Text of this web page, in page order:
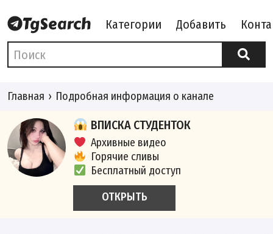
Категории Добавить
Главная Подробная информация о канале
ВПИСКА СТУДЕНТОК
Архивные видео
Горячие сливы
Бесплатный доступ
ОТКРЫТЬ